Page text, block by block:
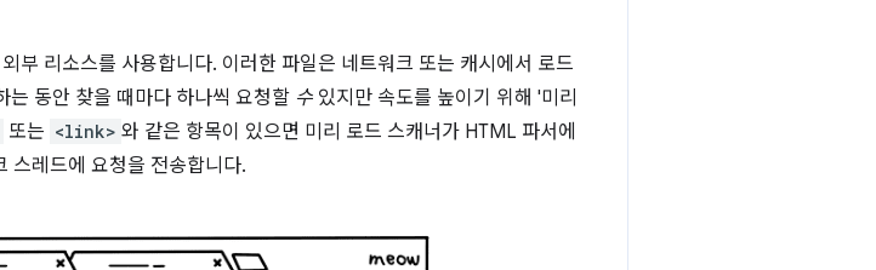
부 리소스를 사용합니다. 이러한 파일은 네트워크 또는 캐시에서 로드
동안 찾을 때마다 하나씩 요청할 수 있지만 속도를 높이기 위해 '미리
또는 <link> 와 같은 항목이 있으면 미리 로드 스캐너가 HTML 파서에
스레드에 요청을 전송합니다.